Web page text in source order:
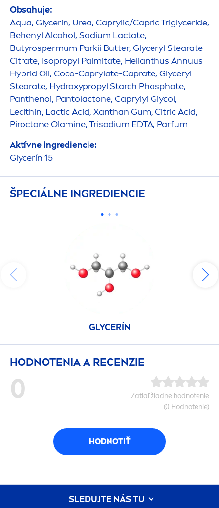
Obsahuje:
Aqua, Glycerin, Urea, Caprylic/Capric Triglyceride,
Behenyl Alcohol, Sodium Lactate,
Butyrospermum Parkii Butter, Glyceryl Stearate
Citrate, Isopropyl Palmitate, Helianthus Annuus
Hybrid Oil, Coco-Caprylate-Caprate, Glyceryl
Stearate, Hydroxypropyl Starch Phosphate,
Panthenol, Pantolactone, Caprylyl Glycol,
Lecithin, Lactic Acid, Xanthan Gum, Citric Acid,
Piroctone Olamine, Trisodium EDTA, Parfum
Aktívne ingrediencie:
Glycerín 15
ŠPECIÁLNE INGREDIENCIE
GLYCERÍN
HODNOTENIA A RECENZIE
0
Zatiaľ žiadne hodnotenie
(0 Hodnotenie)
HODNOTIŤ
SLEDUJTE NÁS TU